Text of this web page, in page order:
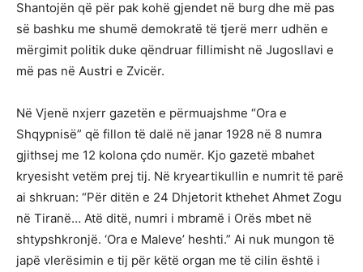
Shantojën që për pak kohë gjendet në burg dhe më pas
së bashku me shumë demokratë të tjerë merr udhën e
mërgimit politik duke qëndruar fillimisht në Jugosllavi e
më pas në Austri e Zvicër.
Në Vjenë nxjerr gazetën e përmuajshme “Ora e
Shqypnisë” që fillon të dalë në janar 1928 në 8 numra
gjithsej me 12 kolona çdo numër. Kjo gazetë mbahet
kryesisht vetëm prej tij. Në kryeartikullin e numrit të parë
ai shkruan: “Për ditën e 24 Dhjetorit kthehet Ahmet Zogu
në Tiranë… Atë ditë, numri i mbramë i Orës mbet në
shtypshkronjë. ‘Ora e Maleve’ heshti.” Ai nuk mungon të
japë vlerësimin e tij për këtë organ me të cilin është i